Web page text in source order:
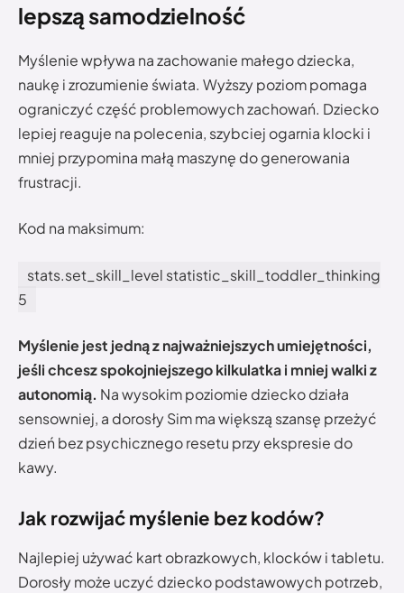
lepszą samodzielność
Myślenie wpływa na zachowanie małego dziecka,
naukę i zrozumienie świata. Wyższy poziom pomaga
ograniczyć część problemowych zachowań. Dziecko
lepiej reaguje na polecenia, szybciej ogarnia klocki i
mniej przypomina małą maszynę do generowania
frustracji.
Kod na maksimum:
stats.set_skill_level statistic_skill_toddler_thinking
5
Myślenie jest jedną z najważniejszych umiejętności,
jeśli chcesz spokojniejszego kilkulatka i mniej walki z
autonomią. Na wysokim poziomie dziecko działa
sensowniej, a dorosły Sim ma większą szansę przeżyć
dzień bez psychicznego resetu przy ekspresie do
kawy.
Jak rozwijać myślenie bez kodów?
Najlepiej używać kart obrazkowych, klocków i tabletu.
Dorosły może uczyć dziecko podstawowych potrzeb,